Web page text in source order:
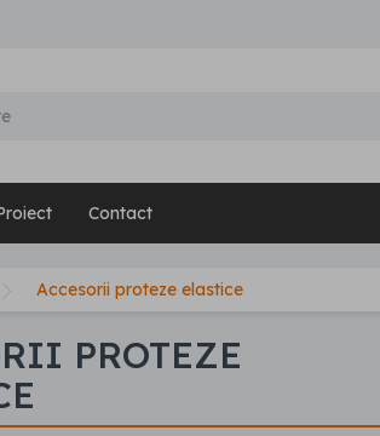
Contact
Accesorii proteze elastice
PROTEZE